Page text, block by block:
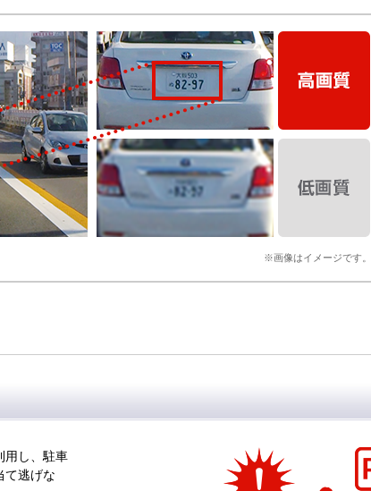
※画像はイメージです。
用し、駐車
て逃げな